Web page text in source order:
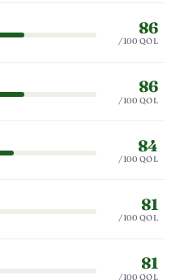
86
/100 QOL
86
/100 QOL
84
/100 QOL
81
/100 QOL
81
/100 QOL